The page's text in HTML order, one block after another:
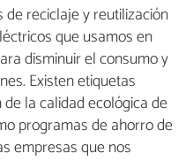
reciclaje y reutilización
que usamos en
disminuir el consumo y
Existen etiquetas
la calidad ecológica de
programas de ahorro de
empresas que nos